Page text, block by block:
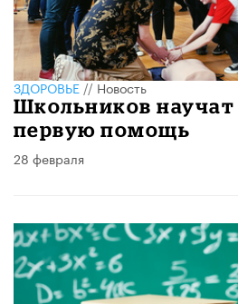
ЗДОРОВЬЕ//Новость
Школьников научат
первую помощь
28 февраля